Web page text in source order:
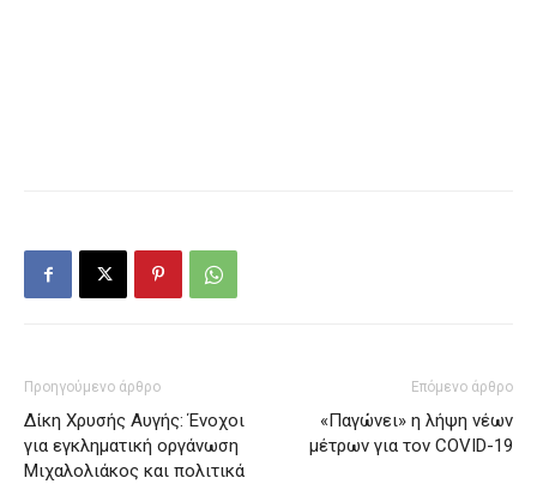
Προηγούμενο άρθρο
Δίκη Χρυσής Αυγής: Ένοχοι
για εγκληματική οργάνωση
Μιχαλολιάκος και πολιτικά
Επόμενο άρθρο
«Παγώνει» η λήψη νέων
μέτρων για τον COVID-19